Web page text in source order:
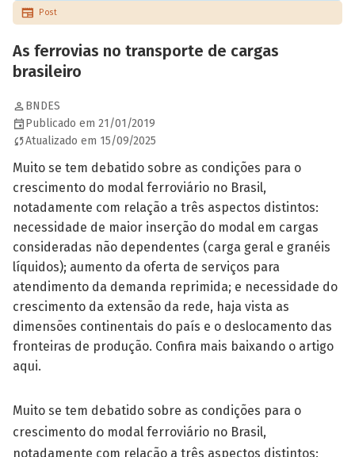
Post
As ferrovias no transporte de cargas
brasileiro
BNDES
Publicado em 21/01/2019
Atualizado em 15/09/2025
Muito se tem debatido sobre as condições para o
crescimento do modal ferroviário no Brasil,
notadamente com relação a três aspectos distintos:
necessidade de maior inserção do modal em cargas
consideradas não dependentes (carga geral e granéis
líquidos); aumento da oferta de serviços para
atendimento da demanda reprimida; e necessidade do
crescimento da extensão da rede, haja vista as
dimensões continentais do país e o deslocamento das
fronteiras de produção. Confira mais baixando o artigo
aqui.
Muito se tem debatido sobre as condições para o
crescimento do modal ferroviário no Brasil,
notadamente com relação a três aspectos distintos: